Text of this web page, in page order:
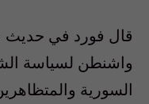
قال فورد في
واشنطن لسياسة
السورية